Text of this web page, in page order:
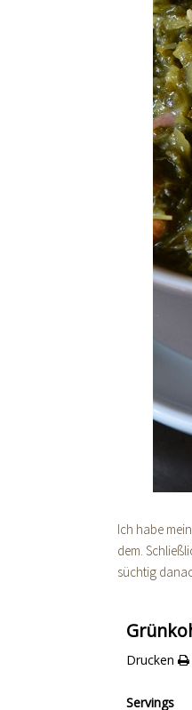
Ich habe
dem.
süchtig
Drucken
Servings